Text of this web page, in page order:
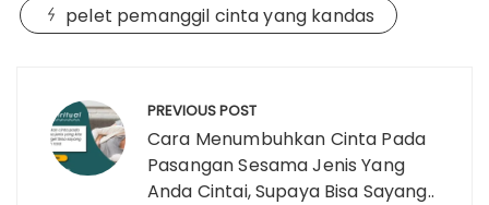
pelet pemanggil cinta yang kandas
navigationPREVIOUS POST
Cara Menumbuhkan Cinta Pada
Pasangan Sesama Jenis Yang
Anda Cintai, Supaya Bisa Sayang..